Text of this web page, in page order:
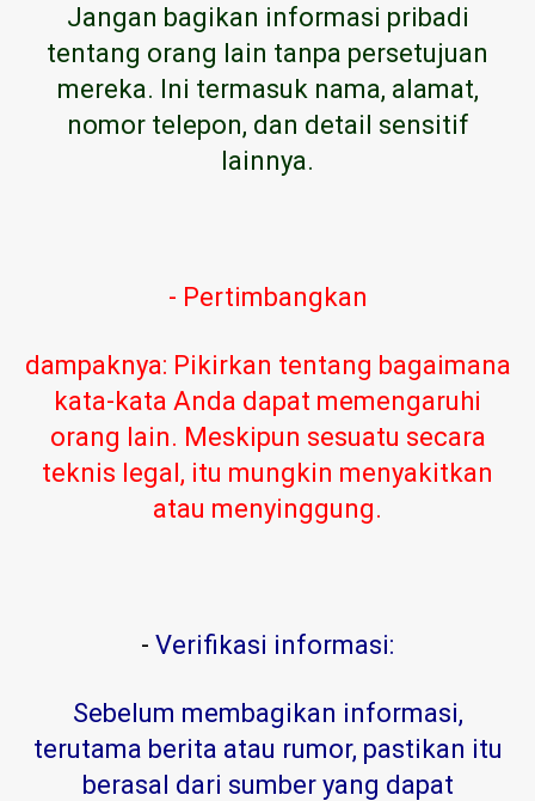
Jangan bagikan informasi pribadi
tentang orang lain tanpa persetujuan
mereka. Ini termasuk nama, alamat,
nomor telepon, dan detail sensitif
lainnya.
- Pertimbangkan
dampaknya: Pikirkan tentang bagaimana
kata-kata Anda dapat memengaruhi
orang lain. Meskipun sesuatu secara
teknis legal, itu mungkin menyakitkan
atau menyinggung.
- Verifikasi informasi:
Sebelum membagikan informasi,
terutama berita atau rumor, pastikan itu
berasal dari sumber yang dapat